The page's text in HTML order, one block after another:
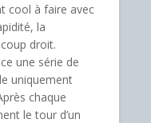
cool à faire avec
la
droit.
une série de
uniquement
chaque
le tour d’un